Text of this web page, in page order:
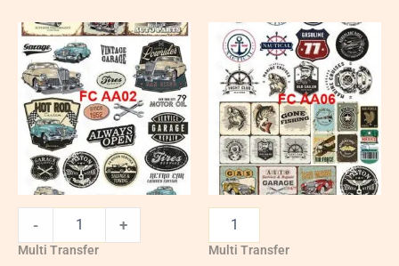
FC-
AA02
quantity
- +
Multi Transfer Multi Transfer